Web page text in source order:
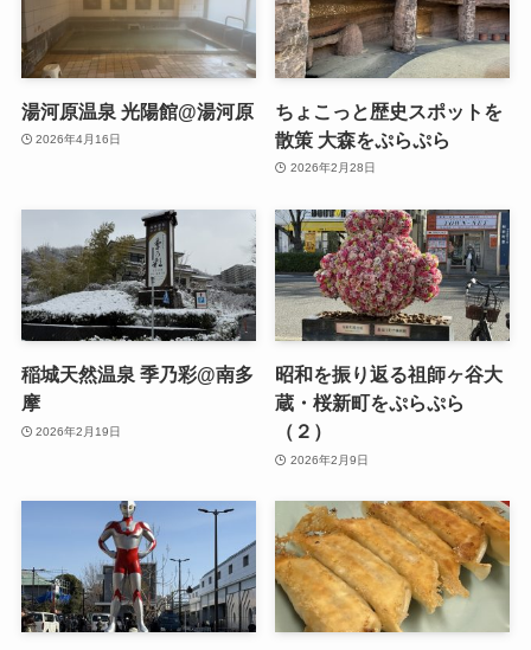
湯河原温泉 光陽館@湯河原
2026年4月16日
ちょこっと歴史スポットを
散策 大森をぷらぷら
2026年2月28日
稲城天然温泉 季乃彩@南多
摩
2026年2月19日
昭和を振り返る祖師ヶ谷大
蔵・桜新町をぷらぷら
（２）
2026年2月9日